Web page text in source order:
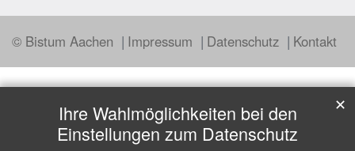
© Bistum Aachen Impressum Datenschutz Kontakt
Ihre Wahlmöglichkeiten bei den
Einstellungen zum Datenschutz
✕